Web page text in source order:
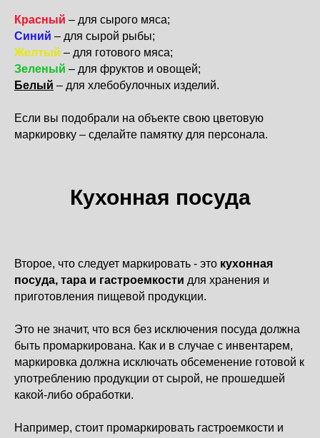
Красный – для сырого мяса;
Синий – для сырой рыбы;
Желтый – для готового мяса;
Зеленый – для фруктов и овощей;
Белый – для хлебобулочных изделий.
Если вы подобрали на объекте свою цветовую
маркировку – сделайте памятку для персонала.
Кухонная посуда
Второе, что следует маркировать - это кухонная
посуда, тара и гастроемкости для хранения и
приготовления пищевой продукции.
Это не значит, что вся без исключения посуда должна
быть промаркирована. Как и в случае с инвентарем,
маркировка должна исключать обсеменение готовой к
употреблению продукции от сырой, не прошедшей
какой-либо обработки.
Например, стоит промаркировать гастроемкости и